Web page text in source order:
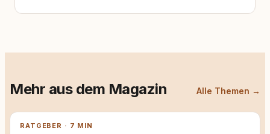
Mehr aus dem Magazin Alle Themen →
RATGEBER · 7 MIN